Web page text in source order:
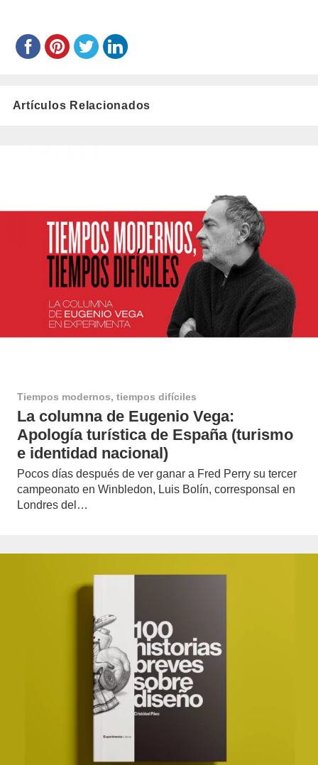
Artículos Relacionados
Tiempos modernos, tiempos difíciles
La columna de Eugenio Vega:
Apología turística de España (turismo
e identidad nacional)
Pocos días después de ver ganar a Fred Perry su tercer
campeonato en Winbledon, Luis Bolín, corresponsal en
Londres del…